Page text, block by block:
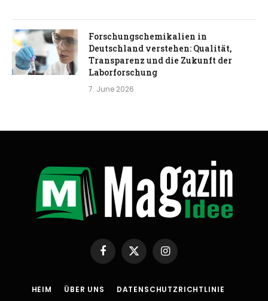
Forschungschemikalien in
Deutschland verstehen: Qualität,
Transparenz und die Zukunft der
Laborforschung
7. June 2026
Facebook
X
(Twitter)
Instagram
HEIM ÜBER UNS DATENSCHUTZRICHTLINIE